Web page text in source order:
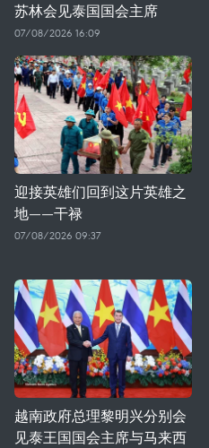
苏林会见泰国国会主席
07/08/2026 16:09
迎接英雄们回到这片英雄之
地——干禄
07/08/2026 09:37
越南政府总理黎明兴分别会
见泰王国国会主席与马来西